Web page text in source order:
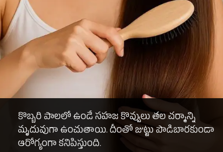
కొబ్బరి పాలలో ఉండే సహజ కొవ్వులు తల చర్మాన్ని
మృదువుగా ఉంచుతాయి. దీంతో జుట్టు పొడిబారకుండా
ఆరోగ్యంగా కనిపిస్తుంది.